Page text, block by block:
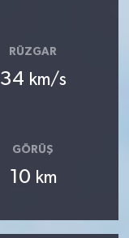
RÜZGAR
34 km/s
GÖRÜŞ
10 km